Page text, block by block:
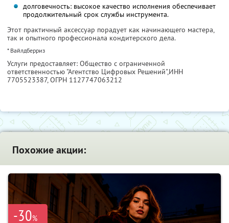
долговечность: высокое качество исполнения обеспечивает
продолжительный срок службы инструмента.
Этот практичный аксессуар порадует как начинающего мастера,
так и опытного профессионала кондитерского дела.
* Вайлдберриз
Услуги предоставляет: Общество с ограниченной
ответственностью "Агентство Цифровых Решений",ИНН
7705523387, ОГРН 1127747063212
Похожие акции:
-30%